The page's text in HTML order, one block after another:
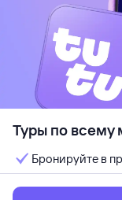
Вакансии
Контакты
Правовая информация
При использовании
Туры по всему
Бронируйте в